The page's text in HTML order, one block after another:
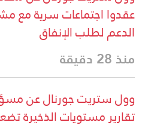
عقدوا اجتماعات سرية مع
الدعم لطلب الإنفاق
منذ 28 دقيقة
وول ستريت جورنال عن
تقارير مستويات